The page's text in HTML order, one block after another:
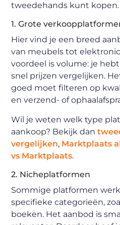
tweedehands kunt kopen.
1. Grote
Hier vind je een breed
van meubels tot
voordeel is volume: je
snel prijzen vergelijken.
goed moet filteren op
en verzend- of
Wil je weten welk type
aankoop? Bekijk dan
vergelijken, Marktplaats
vs Marktplaats.
2. Nicheplatformen
Sommige platformen
specifieke categorieën,
boeken. Het aanbod is